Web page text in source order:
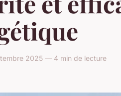
2025 — 4 min de lecture